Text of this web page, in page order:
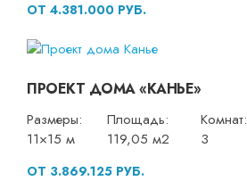
ОТ 4.381.000 РУБ.
ПРОЕКТ ДОМА «КАНЬЕ»
Размеры:
11×15 м
Площадь:
119,05 м2
Комнат:
3
ОТ 3.869.125 РУБ.